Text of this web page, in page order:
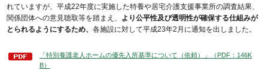
れていますが、平成22年度に実施した特養や居宅介護支援事業所の調査結果、
関係団体への意見聴取等を踏まえ、
より公平性及び透明性が確保する仕組みが
とられるようにするため、 各施設に対して平成23年2月に通知を出しました。
「特別養護老人ホームの優先入所基準について（依頼）」（PDF：146K
B）